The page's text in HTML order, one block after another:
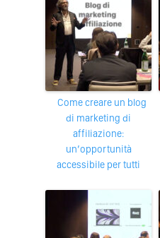
Come creare un blog
di marketing di
affiliazione:
un’opportunità
accessibile per tutti